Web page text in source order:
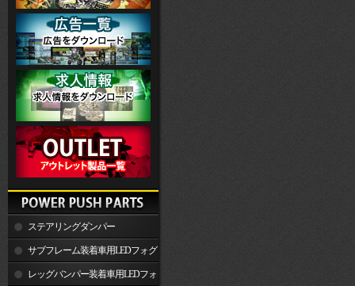
ステアリングダンパー
サブフレーム装着車用LEDフォグ
ランプレッグバンパー装着車用LEDフォ